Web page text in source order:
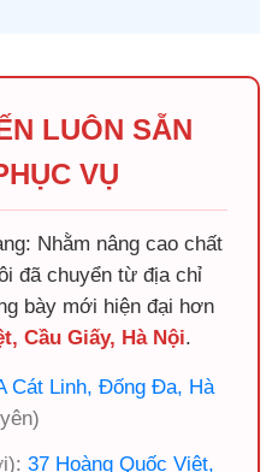
LUÔN SẴN
VỤ
Nhằm nâng cao chất
đã chuyển từ địa chỉ
bày mới hiện đại hơn
Cầu Giấy, Hà Nội.
Cát Linh, Đống Đa, Hà
37 Hoàng Quốc Việt,